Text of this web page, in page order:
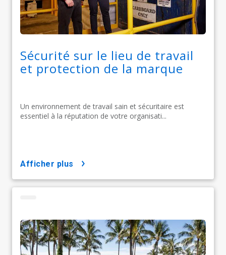
Sécurité sur le lieu de travail
et protection de la marque
Un environnement de travail sain et sécuritaire est
essentiel à la réputation de votre organisati...
afficher plus